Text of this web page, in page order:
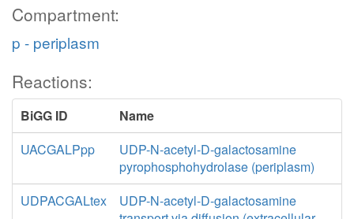
Compartment:
p - periplasm
Reactions:
BiGG ID
Name
UACGALPpp
UDP-N-acetyl-D-galactosamine
pyrophosphohydrolase (periplasm)
UDPACGALtex
UDP-N-acetyl-D-galactosamine